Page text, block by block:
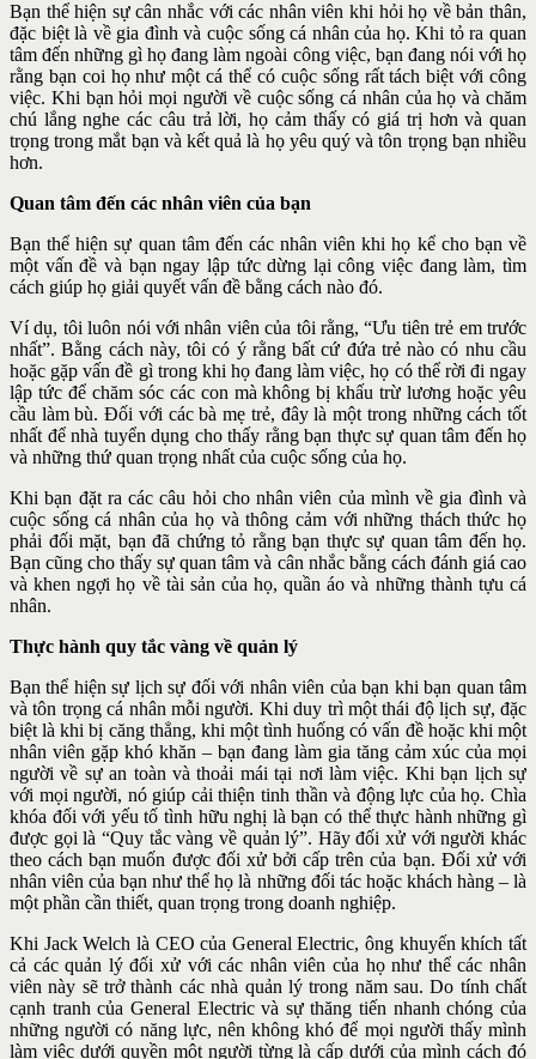
Bạn thể hiện sự cân nhắc với các nhân viên khi hỏi họ về bản thân,
đặc biệt là về gia đình và cuộc sống cá nhân của họ. Khi tỏ ra quan
tâm đến những gì họ đang làm ngoài công việc, bạn đang nói với họ
rằng bạn coi họ như một cá thể có cuộc sống rất tách biệt với công
việc. Khi bạn hỏi mọi người về cuộc sống cá nhân của họ và chăm
chú lắng nghe các câu trả lời, họ cảm thấy có giá trị hơn và quan
trọng trong mắt bạn và kết quả là họ yêu quý và tôn trọng bạn nhiều
hơn.
Quan tâm đến các nhân viên của bạn
Bạn thể hiện sự quan tâm đến các nhân viên khi họ kể cho bạn về
một vấn đề và bạn ngay lập tức dừng lại công việc đang làm, tìm
cách giúp họ giải quyết vấn đề bằng cách nào đó.
Ví dụ, tôi luôn nói với nhân viên của tôi rằng, “Ưu tiên trẻ em trước
nhất”. Bằng cách này, tôi có ý rằng bất cứ đứa trẻ nào có nhu cầu
hoặc gặp vấn đề gì trong khi họ đang làm việc, họ có thể rời đi ngay
lập tức để chăm sóc các con mà không bị khấu trừ lương hoặc yêu
cầu làm bù. Đối với các bà mẹ trẻ, đây là một trong những cách tốt
nhất để nhà tuyển dụng cho thấy rằng bạn thực sự quan tâm đến họ
và những thứ quan trọng nhất của cuộc sống của họ.
Khi bạn đặt ra các câu hỏi cho nhân viên của mình về gia đình và
cuộc sống cá nhân của họ và thông cảm với những thách thức họ
phải đối mặt, bạn đã chứng tỏ rằng bạn thực sự quan tâm đến họ.
Bạn cũng cho thấy sự quan tâm và cân nhắc bằng cách đánh giá cao
và khen ngợi họ về tài sản của họ, quần áo và những thành tựu cá
nhân.
Thực hành quy tắc vàng về quản lý
Bạn thể hiện sự lịch sự đối với nhân viên của bạn khi bạn quan tâm
và tôn trọng cá nhân mỗi người. Khi duy trì một thái độ lịch sự, đặc
biệt là khi bị căng thẳng, khi một tình huống có vấn đề hoặc khi một
nhân viên gặp khó khăn – bạn đang làm gia tăng cảm xúc của mọi
người về sự an toàn và thoải mái tại nơi làm việc. Khi bạn lịch sự
với mọi người, nó giúp cải thiện tinh thần và động lực của họ. Chìa
khóa đối với yếu tố tình hữu nghị là bạn có thể thực hành những gì
được gọi là “Quy tắc vàng về quản lý”. Hãy đối xử với người khác
theo cách bạn muốn được đối xử bởi cấp trên của bạn. Đối xử với
nhân viên của bạn như thể họ là những đối tác hoặc khách hàng – là
một phần cần thiết, quan trọng trong doanh nghiệp.
Khi Jack Welch là CEO của General Electric, ông khuyến khích tất
cả các quản lý đối xử với các nhân viên của họ như thể các nhân
viênnày sẽ trở thành các nhà quản lý trong năm sau. Do tính chất
cạnh tranh của General Electric và sự thăng tiến nhanh chóng của
nhữngngười có năng lực, nên không khó để mọi người thấy mình
làm việc dưới quyền một người từng là cấp dưới của mình cách đó